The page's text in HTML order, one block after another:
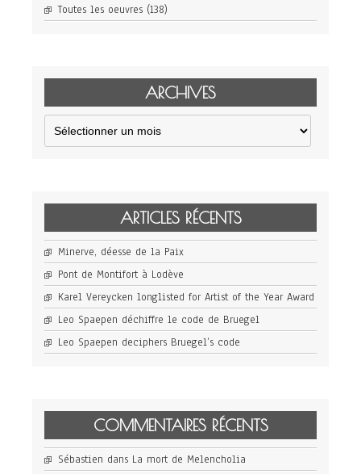
Toutes les oeuvres (138)
ARCHIVES
Archives
ARTICLES RÉCENTS
Minerve, déesse de la Paix
Pont de Montifort à Lodève
Karel Vereycken longlisted for Artist of the Year Award
Leo Spaepen déchiffre le code de Bruegel
Leo Spaepen deciphers Bruegel’s code
COMMENTAIRES RÉCENTS
Sébastien dans La mort de Melencholia